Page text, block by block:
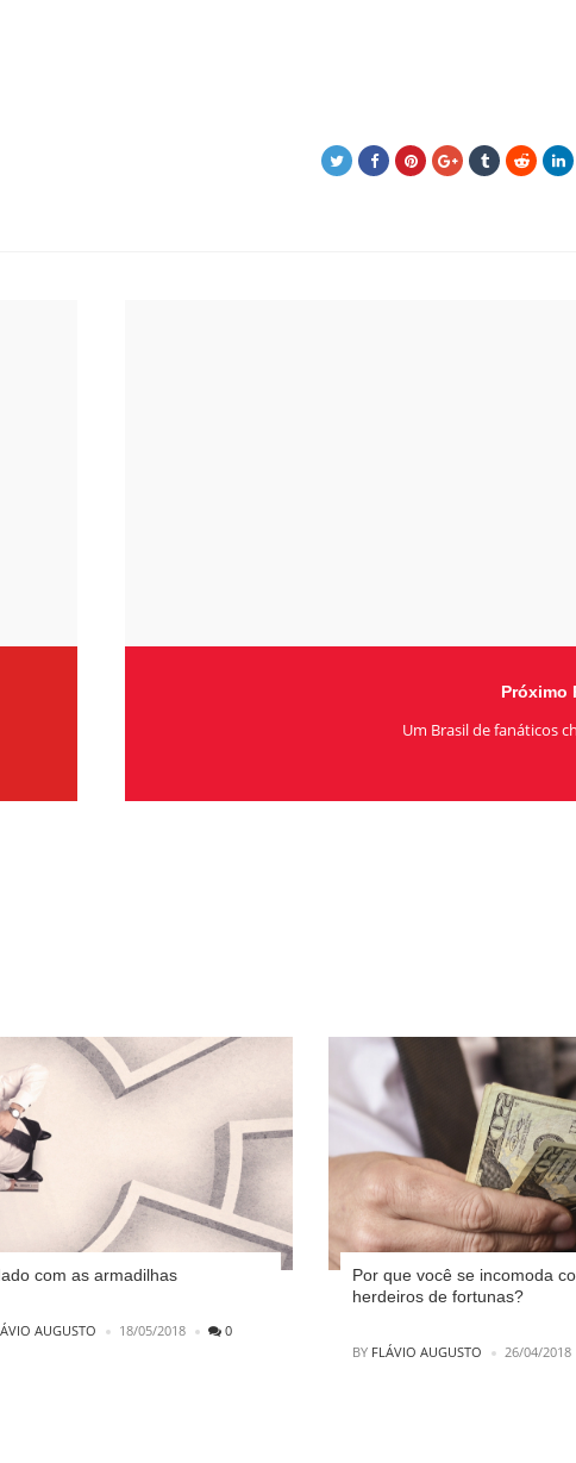
Próximo
Um Brasil de fanáticos
com as armadilhas
AUGUSTO 18/05/2018 0
Por que você se incomoda
herdeiros de fortunas?
POSTED
BY FLÁVIO AUGUSTO 26/04/2018